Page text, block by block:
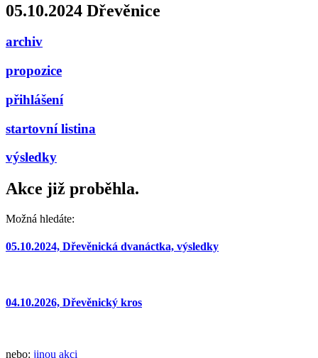
05.10.2024 Dřevěnice
archiv
propozice
přihlášení
startovní listina
výsledky
Akce již proběhla.
Možná hledáte:
05.10.2024, Dřevěnická dvanáctka, výsledky
04.10.2026, Dřevěnický kros
nebo: jinou akci